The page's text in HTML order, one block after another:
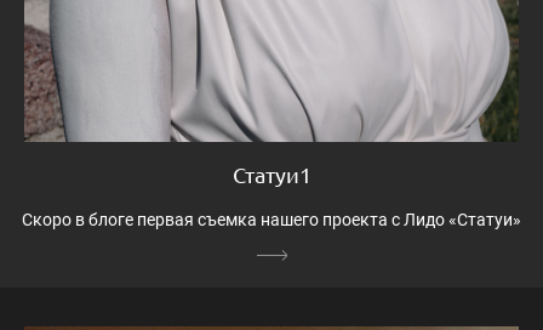
Статуи1
Скоро в блоге первая съемка нашего проекта с Лидо «Статуи»